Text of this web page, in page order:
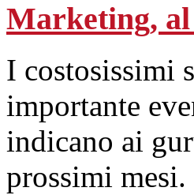
Marketing,
I costosissimi
importante
indicano ai
prossimi mesi.